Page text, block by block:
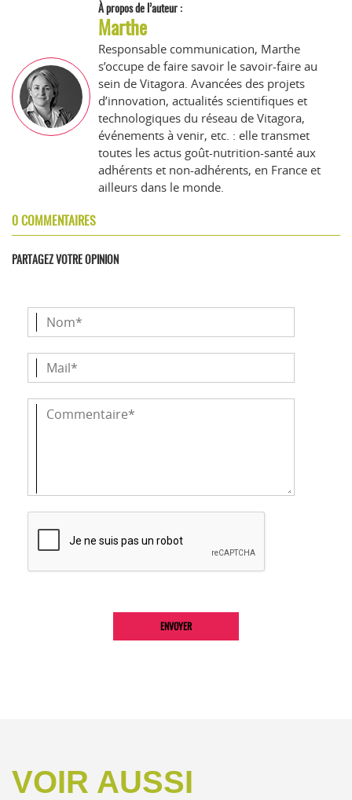
À propos de l’auteur :
Marthe
Responsable communication, Marthe
s’occupe de faire savoir le savoir-faire au
sein de Vitagora. Avancées des projets
d’innovation, actualités scientifiques et
technologiques du réseau de Vitagora,
événements à venir, etc. : elle transmet
toutes les actus goût-nutrition-santé aux
adhérents et non-adhérents, en France et
ailleurs dans le monde.
0 COMMENTAIRES
PARTAGEZ VOTRE OPINION
VOIR AUSSI